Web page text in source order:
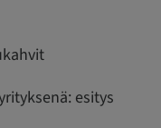
esitys